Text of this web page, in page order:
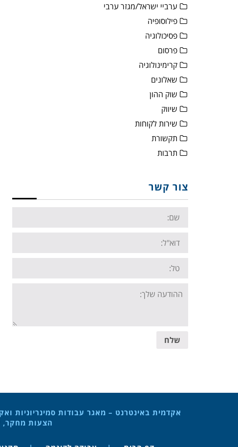
ערביי ישראל/מגזר ערבי
פילוסופיה
פסיכולוגיה
פרסום
קרימינולוגיה
שאלונים
שוק ההון
שיווק
שירות לקוחות
תקשורת
תרבות
צור קשר
Name:
Email:
Tel:
Your
message:
שלח
אקדמית באינטרנט – מאגר עבודות סמינריוניות
הצעות מחקר,